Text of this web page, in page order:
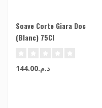
Soave Corte Giara Doc
(Blanc) 75Cl
د.م.144.00